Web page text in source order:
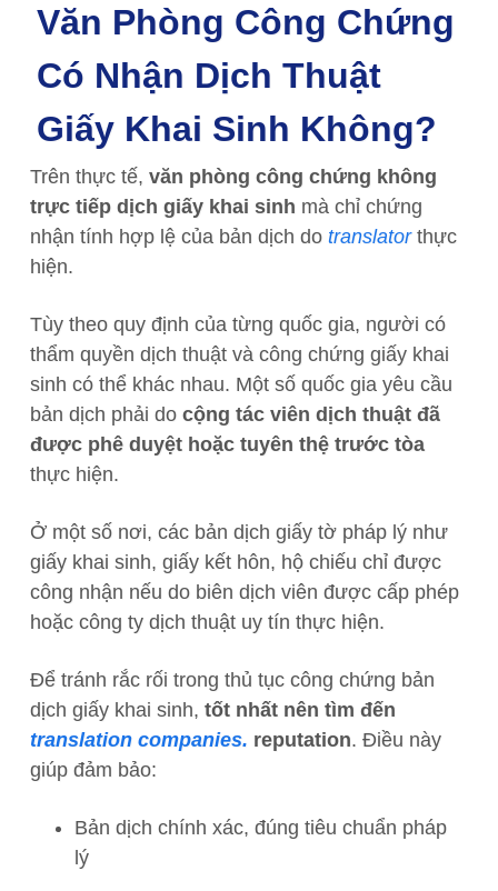
Văn Phòng Công Chứng
Có Nhận Dịch Thuật
Giấy Khai Sinh Không?
Trên thực tế, văn phòng công chứng không
trực tiếp dịch giấy khai sinh mà chỉ chứng
nhận tính hợp lệ của bản dịch do translatorthực
hiện.
Tùy theo quy định của từng quốc gia, người có
thẩm quyền dịch thuật và công chứng giấy khai
sinh có thể khác nhau. Một số quốc gia yêu cầu
bản dịch phải do cộng tác viên dịch thuật đã
được phê duyệt hoặc tuyên thệ trước tòa
thực hiện.
Ở một số nơi, các bản dịch giấy tờ pháp lý như
giấy khai sinh, giấy kết hôn, hộ chiếu chỉ được
công nhận nếu do biên dịch viên được cấp phép
hoặc công ty dịch thuật uy tín thực hiện.
Để tránh rắc rối trong thủ tục công chứng bản
dịch giấy khai sinh, tốt nhất nên tìm đến
translation companies. reputation. Điều này
giúp đảm bảo:
Bản dịch chính xác, đúng tiêu chuẩn pháp
lý